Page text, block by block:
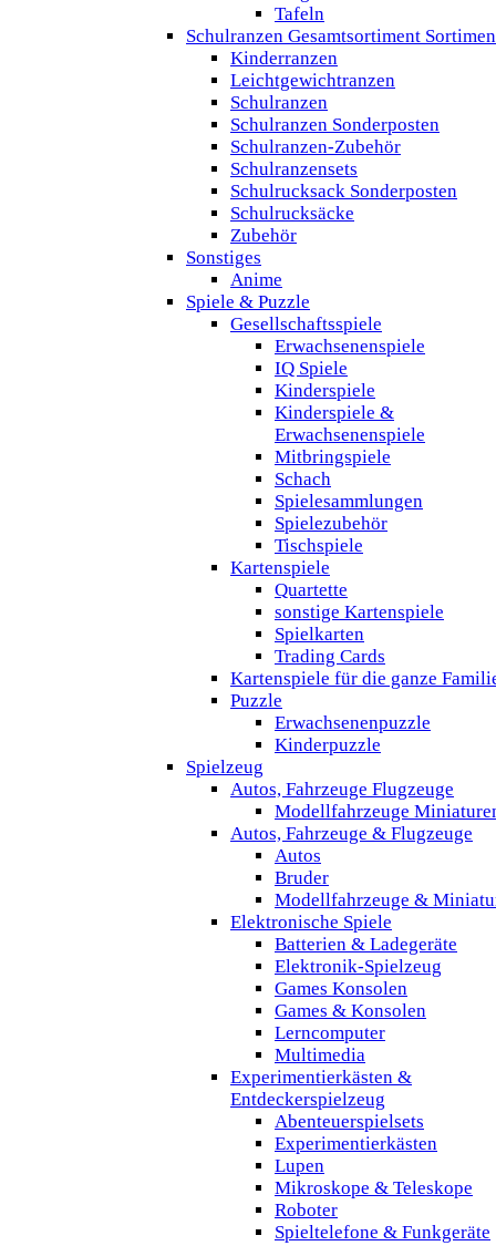
Tafeln
Schulranzen Gesamtsortiment
Kinderranzen
Leichtgewichtranzen
Schulranzen
Schulranzen Sonderposten
Schulranzen-Zubehör
Schulranzensets
Schulrucksack Sonderposten
Schulrucksäcke
Zubehör
Sonstiges
Anime
Spiele & Puzzle
Gesellschaftsspiele
Erwachsenenspiele
IQ Spiele
Kinderspiele
Kinderspiele &
Erwachsenenspiele
Mitbringspiele
Schach
Spielesammlungen
Spielezubehör
Tischspiele
Kartenspiele
Quartette
sonstige Kartenspiele
Spielkarten
Trading Cards
Kartenspiele für die ganze
Puzzle
Erwachsenenpuzzle
Kinderpuzzle
Spielzeug
Autos, Fahrzeuge Flugzeuge
Modellfahrzeuge
Autos, Fahrzeuge & Flugzeuge
Autos
Bruder
Modellfahrzeuge &
Elektronische Spiele
Batterien & Ladegeräte
Elektronik-Spielzeug
Games Konsolen
Games & Konsolen
Lerncomputer
Multimedia
Experimentierkästen &
Entdeckerspielzeug
Abenteuerspielsets
Experimentierkästen
Lupen
Mikroskope & Teleskope
Roboter
Spieltelefone & Funkgeräte